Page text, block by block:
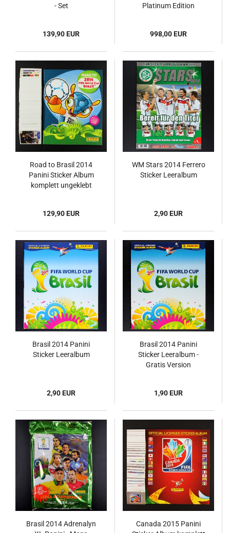
- Set
139,90 EUR
Platinum Edition
998,00 EUR
Road to Brasil 2014
Panini Sticker Album
komplett ungeklebt
129,90 EUR
WM Stars 2014 Ferrero
Sticker Leeralbum
2,90 EUR
Brasil 2014 Panini
Sticker Leeralbum
2,90 EUR
Brasil 2014 Panini
Sticker Leeralbum -
Gratis Version
1,90 EUR
Brasil 2014 Adrenalyn
Canada 2015 Panini